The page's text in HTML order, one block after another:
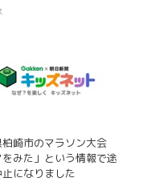
崎市のマラソン大会
をみた」という情報で途
になりました